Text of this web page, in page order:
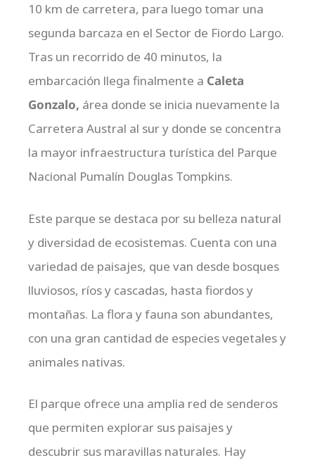
10 km de carretera, para luego tomar una
segunda barcaza en el Sector de Fiordo Largo.
Tras un recorrido de 40 minutos, la
embarcación llega finalmente a Caleta
Gonzalo, área donde se inicia nuevamente la
Carretera Austral al sur y donde se concentra
la mayor infraestructura turística del Parque
Nacional Pumalín Douglas Tompkins.
Este parque se destaca por su belleza natural
y diversidad de ecosistemas. Cuenta con una
variedad de paisajes, que van desde bosques
lluviosos, ríos y cascadas, hasta fiordos y
montañas. La flora y fauna son abundantes,
con una gran cantidad de especies vegetales y
animales nativas.
El parque ofrece una amplia red de senderos
que permiten explorar sus paisajes y
descubrir sus maravillas naturales. Hay